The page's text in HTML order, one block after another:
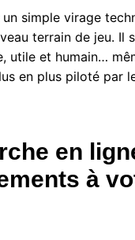
un simple virage
terrain de jeu. Il
utile et humain…
en plus piloté par
en
à